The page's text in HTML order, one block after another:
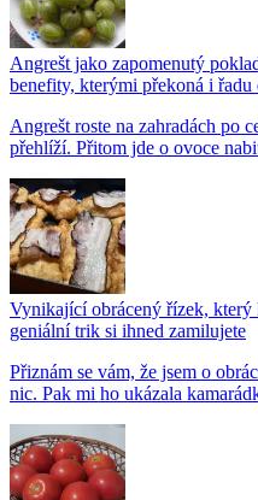
Angrešt jako zapomenutý
benefity, kterými překoná i řadu
Angrešt roste na zahradách po
přehlíží. Přitom jde o ovoce
Vynikající obrácený řízek, který
geniální trik si ihned zamilujete
Přiznám se vám, že jsem o
nic. Pak mi ho ukázala